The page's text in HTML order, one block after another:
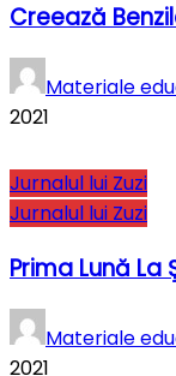
Creează
Materiale
2021
Jurnalul lui Zuzi
Jurnalul lui Zuzi
Prima Lună La
Materiale
2021